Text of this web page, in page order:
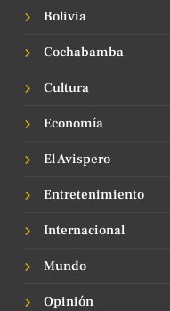
Bolivia
Cochabamba
Cultura
Economía
El Avispero
Entretenimiento
Internacional
Mundo
Opinión